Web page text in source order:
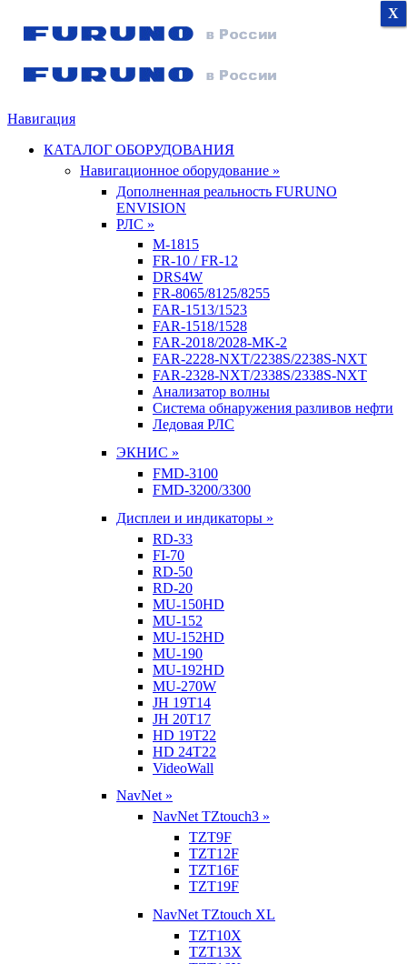
Навигация
КАТАЛОГ ОБОРУДОВАНИЯ
Навигационное оборудование »
Дополненная реальность FURUNO
ENVISION
РЛС »
M-1815
FR-10 / FR-12
DRS4W
FR-8065/8125/8255
FAR-1513/1523
FAR-1518/1528
FAR-2018/2028-MK-2
FAR-2228-NXT/2238S/2238S-NXT
FAR-2328-NXT/2338S/2338S-NXT
Анализатор волны
Система обнаружения разливов нефти
Ледовая РЛС
ЭКНИС »
FMD-3100
FMD-3200/3300
Дисплеи и индикаторы »
RD-33
FI-70
RD-50
RD-20
MU-150HD
MU-152
MU-152HD
MU-190
MU-192HD
MU-270W
JH 19T14
JH 20T17
HD 19T22
HD 24T22
VideoWall
NavNet »
NavNet TZtouch3 »
TZT9F
TZT12F
TZT16F
TZT19F
NavNet TZtouch XL
TZT10X
TZT13X
X
X
X